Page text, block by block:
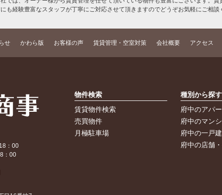
も経験豊富なスタッフが丁寧にご対応させて頂きますのでどうぞお気軽にご相談
せ かわら版 お客様の声 賃貸管理・空室対策 会社概要 アクセス
：00
：00
物件検索
賃貸物件検索
売買物件
月極駐車場
種別から探す
府中のアパ
府中のマン
府中の一戸
府中の店舗